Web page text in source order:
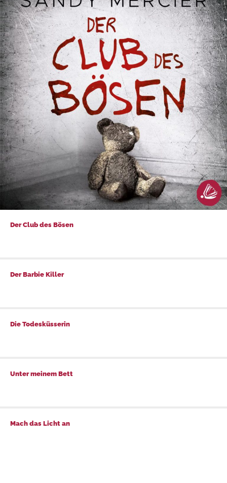
Der Club des Bösen
Der Barbie Killer
Die Todesküsserin
Unter meinem Bett
Mach das Licht an